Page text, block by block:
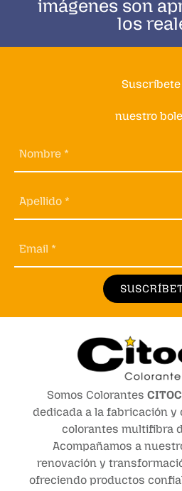
imágenes son
los
Suscríbete
nuestro
Nombre *
Apellido *
Email *
Somos Colorantes
dedicada a la fabricación y
colorantes multifibra
Acompañamos a
renovación y
ofreciendo productos